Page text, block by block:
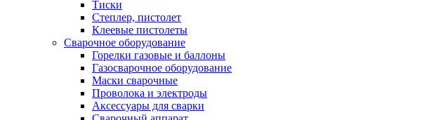
Тиски
Степлер, пистолет
Клеевые пистолеты
Сварочное оборудование
Горелки газовые и баллоны
Газосварочное оборудование
Маски сварочные
Проволока и электроды
Аксессуары для сварки